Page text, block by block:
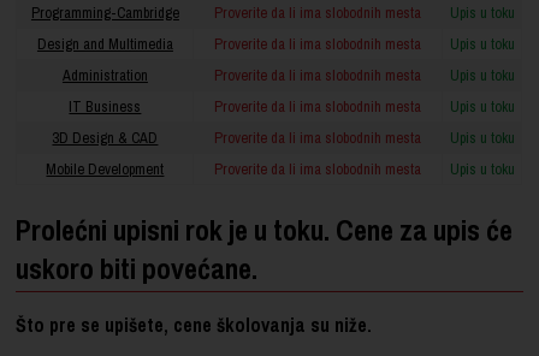
Programming-Cambridge
Proverite da li ima slobodnih mesta
Upis u toku
Design and Multimedia
Proverite da li ima slobodnih mesta
Upis u toku
Administration
Proverite da li ima slobodnih mesta
Upis u toku
IT Business
Proverite da li ima slobodnih mesta
Upis u toku
3D Design & CAD
Proverite da li ima slobodnih mesta
Upis u toku
Mobile Development
Proverite da li ima slobodnih mesta Upis u toku
Prolećni upisni rok je u toku. Cene za upis će
uskoro biti povećane.
Što pre se upišete, cene školovanja su niže.